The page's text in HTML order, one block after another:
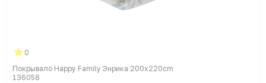
0
Покрывало Happy Family Энрика 200x220cm
136058